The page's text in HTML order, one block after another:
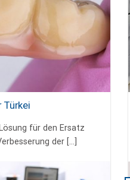
Türkei
für den Ersatz
der [...]